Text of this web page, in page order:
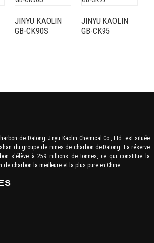
JINYU KAOLIN
GB-CK90S
JINYU KAOLIN
GB-CK95
de Datong Jinyu Kaolin Chemical Co., Ltd. est située
du groupe de mines de charbon de Datong. La réserve
s'élève à 259 millions de tonnes, ce qui constitue la
de charbon la meilleure et la plus pure en Chine.